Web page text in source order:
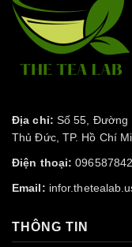
Địa chỉ: Số 55, Đường
Thủ Đức, TP. Hồ Chí
Điện thoại:
Email:
THÔNG TIN